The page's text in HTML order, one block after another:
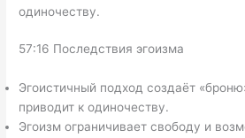
одиночеству.
57:16 Последствия эгоизма
Эгоистичный подход создаёт
приводит к одиночеству.
Эгоизм ограничивает свободу и